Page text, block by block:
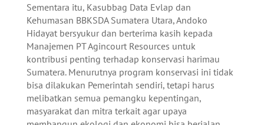
Sementara itu, Kasubbag Data Evlap dan
Kehumasan BBKSDA Sumatera Utara, Andoko
Hidayat bersyukur dan berterima kasih kepada
Manajemen PT Agincourt Resources untuk
kontribusi penting terhadap konservasi harimau
Sumatera. Menurutnya program konservasi ini tidak
bisa dilakukan Pemerintah sendiri, tetapi harus
melibatkan semua pemangku kepentingan,
masyarakat dan mitra terkait agar upaya